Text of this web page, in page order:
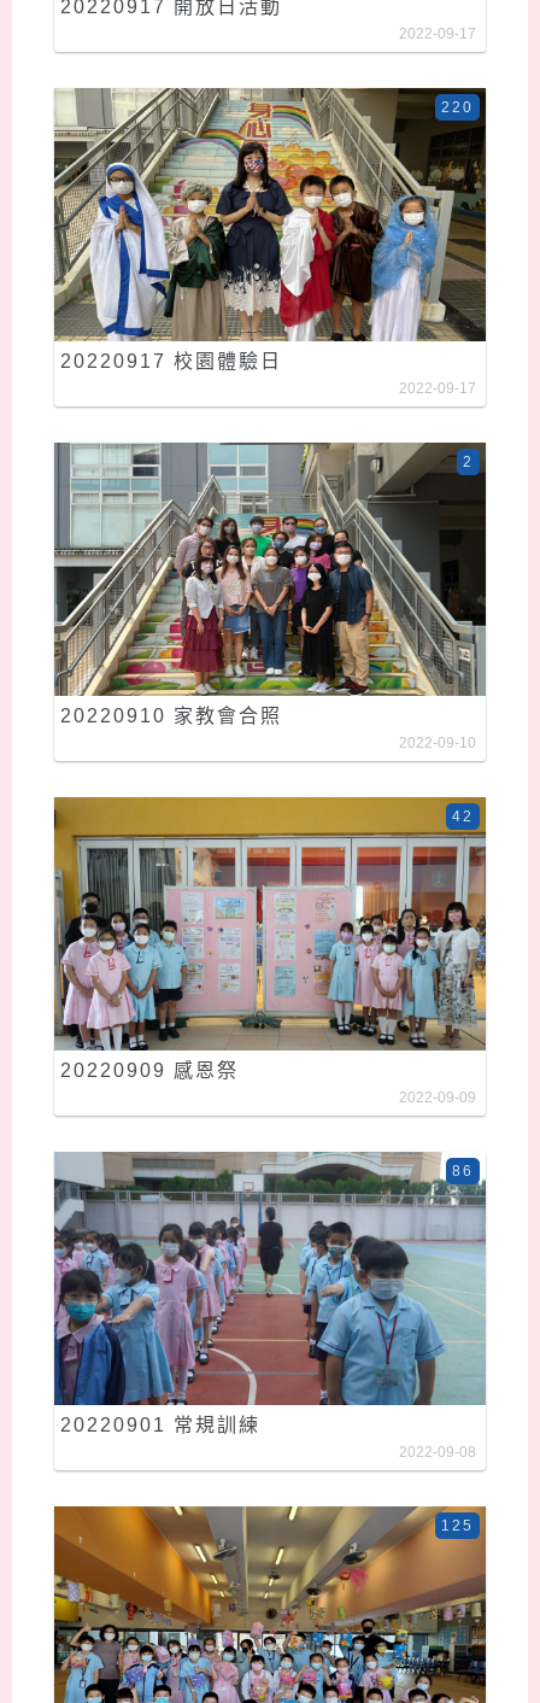
20220917 開放日活動
2022-09-17
20220917 校園體驗日
220
2022-09-17
20220910 家教會合照
2
2022-09-10
20220909 感恩祭
42
2022-09-09
20220901 常規訓練
86
2022-09-08
125